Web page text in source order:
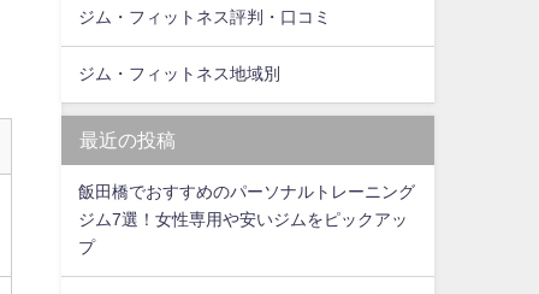
ジム・フィットネス評判・口コミ
ジム・フィットネス地域別
最近の投稿
飯田橋でおすすめのパーソナルトレーニング
ジム7選！女性専用や安いジムをピックアッ
プ